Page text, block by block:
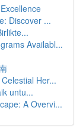
Discover ...
Availabl...
Her...
untu...
A Overvi...